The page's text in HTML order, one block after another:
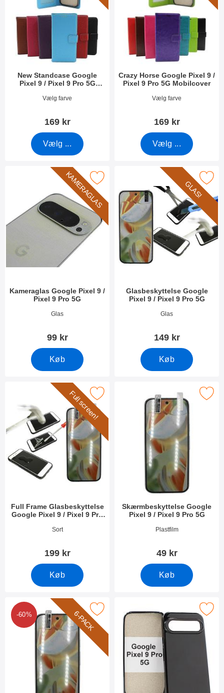
New Standcase Google
Pixel 9 / Pixel 9 Pro 5G
Varenr 51489Vælg farve
169 kr
Vælg ...
Crazy Horse Google Pixel 9 /
Pixel 9 Pro 5G Mobilcover
Varenr 51495Vælg farve
169 kr
Vælg ...
KAMERAGLAS
Kameraglas Google Pixel 9 /
Pixel 9 Pro 5G
Varenr 51506Glas
99 kr
Køb
kameraglas Google Pixel 9 / Pixel 9 Pro 5G som favorit
GLAS!
Glasbeskyttelse Google
Pixel 9 / Pixel 9 Pro 5G
Varenr 51504Glas
149 kr
Køb
Marker glasbeskyttelse Google Pixel
Full screen!
Full Frame Glasbeskyttelse
Google Pixel 9 / Pixel 9 Pro
Varenr 51505Sort
199 kr
Køb
Glasbeskyttelse Google Pixel 9 / Pixel 9 Pro 5G som
Skærmbeskyttelse Google
Pixel 9 / Pixel 9 Pro 5G
Varenr 51502Plastfilm
49 kr
Køb
Marker skærmbeskyttelse Google Pixel
6-PACK
-60%
Skærmbeskyttelse Google Pixel 9 / Pixel 9 Pro 5G som
Marker tPU Cover Google Pixel 9 /